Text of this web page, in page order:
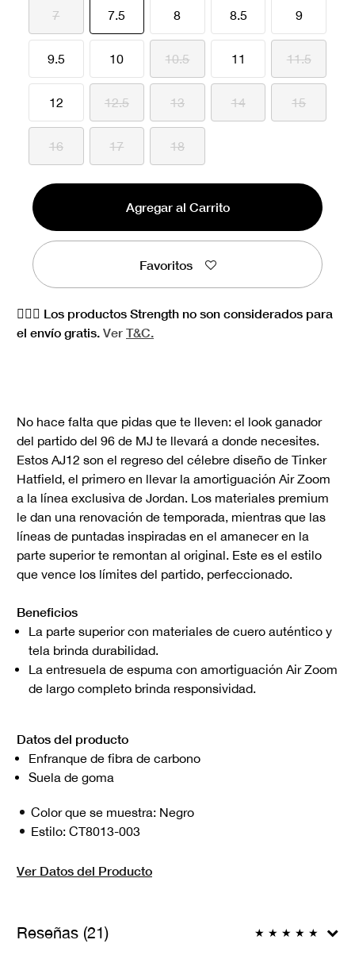
7 7.5seleccionado
8 8.5 9
9.5 10 10.5 11 11.5
12 12.5 13 14 15
16 17 18
Agregar al Carrito
Favoritos
🏋🏻‍♀️ Los productos Strength no son considerados para
el envío gratis. Ver T&C.
No hace falta que pidas que te lleven: el look ganador
del partido del 96 de MJ te llevará a donde necesites.
Estos AJ12 son el regreso del célebre diseño de Tinker
Hatfield, el primero en llevar la amortiguación Air Zoom
a la línea exclusiva de Jordan. Los materiales premium
le dan una renovación de temporada, mientras que las
líneas de puntadas inspiradas en el amanecer en la
parte superior te remontan al original. Este es el estilo
que vence los límites del partido, perfeccionado.
Beneficios
La parte superior con materiales de cuero auténtico y
tela brinda durabilidad.
La entresuela de espuma con amortiguación Air Zoom
de largo completo brinda responsividad.
Datos del producto
Enfranque de fibra de carbono
Suela de goma
Color que se muestra: Negro
Estilo: CT8013-003
Ver Datos del Producto
Reseñas (21) ★ ★ ★ ★ ★